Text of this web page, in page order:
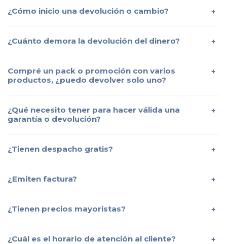
¿Cómo inicio una devolución o cambio?
¿Cuánto demora la devolución del dinero?
Compré un pack o promoción con varios
productos, ¿puedo devolver solo uno?
¿Qué necesito tener para hacer válida una
garantía o devolución?
¿Tienen despacho gratis?
¿Emiten factura?
¿Tienen precios mayoristas?
¿Cuál es el horario de atención al cliente?